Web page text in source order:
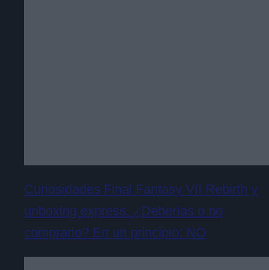
Curiosidades Final Fantasy VII Rebirth y
unboxing express. ¿Deberías o no
comprarlo? En un principio: NO